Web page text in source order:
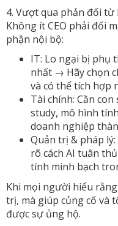
4. Vượt qua phản đối
Không ít CEO phải đối
phận nội bộ:
IT: Lo ngại bị phụ
nhất → Hãy chọn
và có thể tích hợp
Tài chính: Cần
study, mô hình
doanh nghiệp
Quản trị & pháp
rõ cách AI tuân
tính minh bạch
Khi mọi người hiểu
trị, mà giúp củng cố và
được sự ủng hộ.